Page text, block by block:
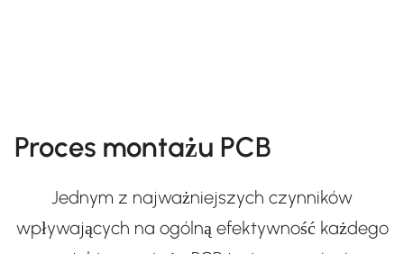
Proces montażu PCB
Jednym z najważniejszych czynników
wpływających na ogólną efektywność każdego